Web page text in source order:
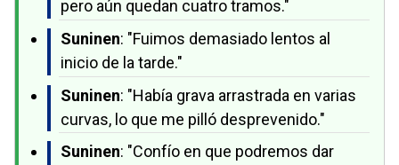
pero aún quedan cuatro tramos."
Suninen: "Fuimos demasiado lentos al
inicio de la tarde."
Suninen: "Había grava arrastrada en varias
curvas, lo que me pilló desprevenido."
Suninen: "Confío en que podremos dar